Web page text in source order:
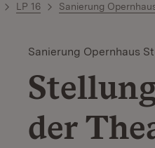
LP 16 Sanierung
Sanierung Opernhaus
der